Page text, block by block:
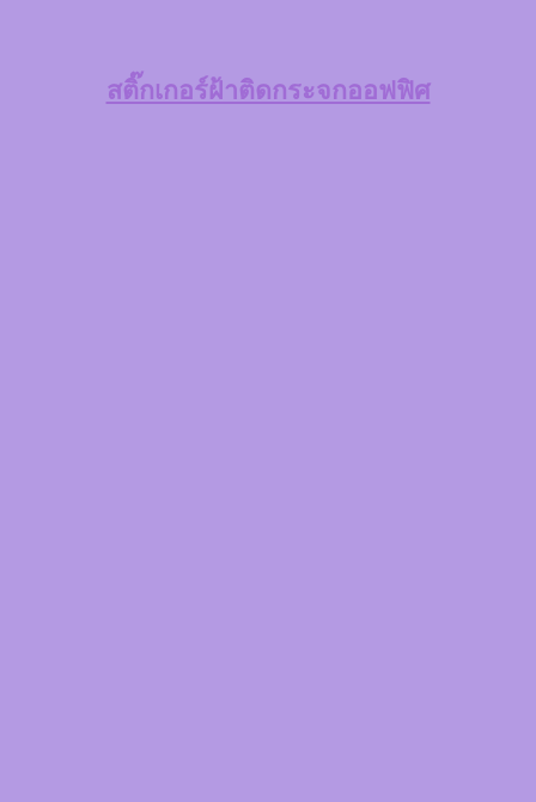
สติ๊กเกอร์ฝ้าติดกระจกออฟฟิศ